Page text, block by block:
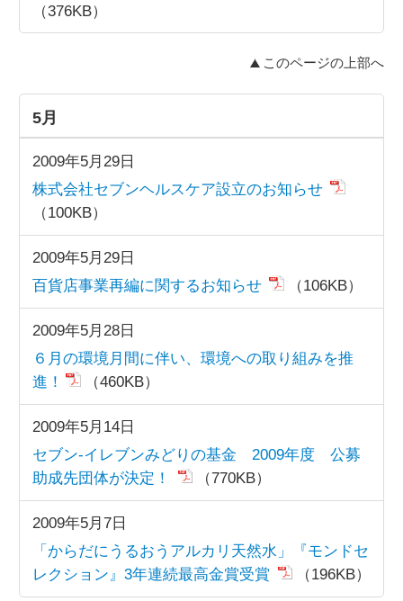
（376KB）
このページの上部へ
5月
2009年5月29日
株式会社セブンヘルスケア設立のお知らせ
（100KB）
2009年5月29日
百貨店事業再編に関するお知らせ
（106KB）
2009年5月28日
６月の環境月間に伴い、環境への取り組みを推
進！
（460KB）
2009年5月14日
セブン-イレブンみどりの基金 2009年度 公募
助成先団体が決定！
（770KB）
2009年5月7日
「からだにうるおうアルカリ天然水」『モンドセ
レクション』3年連続最高金賞受賞
（196KB）